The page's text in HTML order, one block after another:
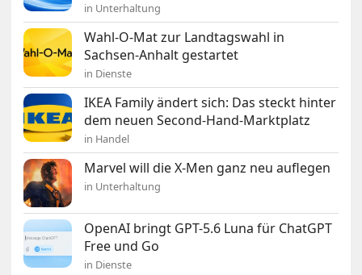
in Unterhaltung
Wahl-O-Mat zur Landtagswahl in
Sachsen-Anhalt gestartet
in Dienste
IKEA Family ändert sich: Das steckt hinter
dem neuen Second-Hand-Marktplatz
in Handel
Marvel will die X-Men ganz neu auflegen
in Unterhaltung
OpenAI bringt GPT-5.6 Luna für ChatGPT
Free und Go
in Dienste